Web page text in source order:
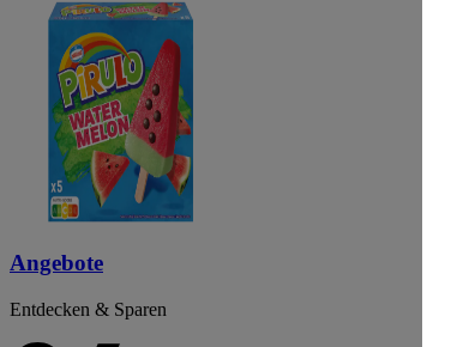
Angebote
Entdecken & Sparen